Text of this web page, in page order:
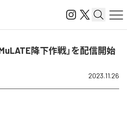
降下作戦」を配信開始
2023.11.26